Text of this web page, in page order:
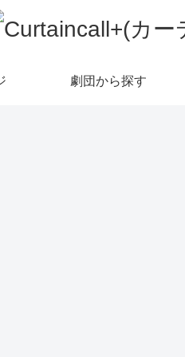
劇団から探す